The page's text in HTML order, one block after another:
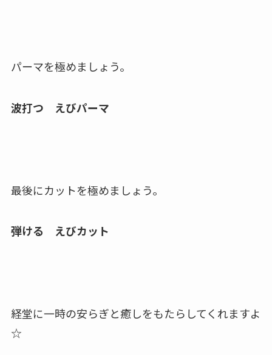
パーマを極めましょう。
波打つ えびパーマ
最後にカットを極めましょう。
弾ける えびカット
経堂に一時の安らぎと癒しをもたらしてくれますよ
☆